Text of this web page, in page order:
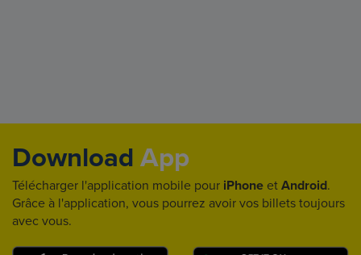
Download App
Télécharger l'application mobile pour iPhone et Android.
Grâce à l'application, vous pourrez avoir vos billets toujours
avec vous.